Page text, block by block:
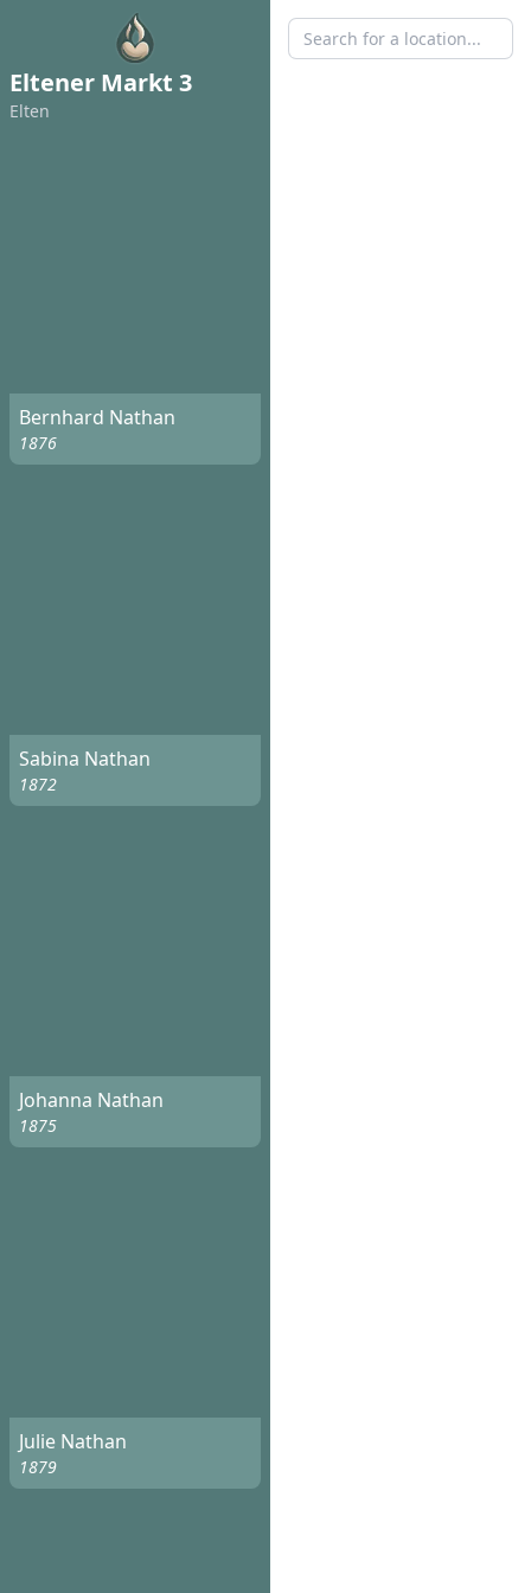
Eltener Markt 3
Elten
Bernhard Nathan
1876
Sabina Nathan
1872
Johanna Nathan
1875
Julie Nathan
1879